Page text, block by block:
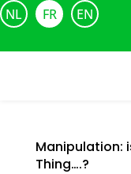
NL FR EN
Manipulation:
Thing….?